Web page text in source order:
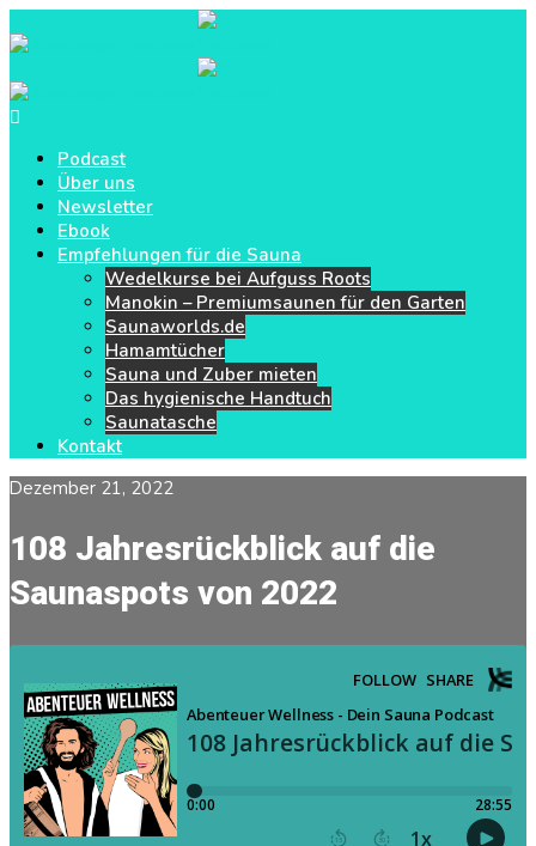
Podcast
Über uns
Newsletter
Ebook
Empfehlungen für die Sauna
Wedelkurse bei Aufguss Roots
Manokin – Premiumsaunen für den Garten
Saunaworlds.de
Hamamtücher
Sauna und Zuber mieten
Das hygienische Handtuch
Saunatasche
Kontakt
Dezember 21, 2022
108 Jahresrückblick auf die
Saunaspots von 2022